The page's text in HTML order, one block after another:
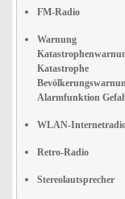
FM-Radio
Warnung
Katastrophe
Alarmfunktion
WLAN-
Retro-Radio
Stereolautsprecher